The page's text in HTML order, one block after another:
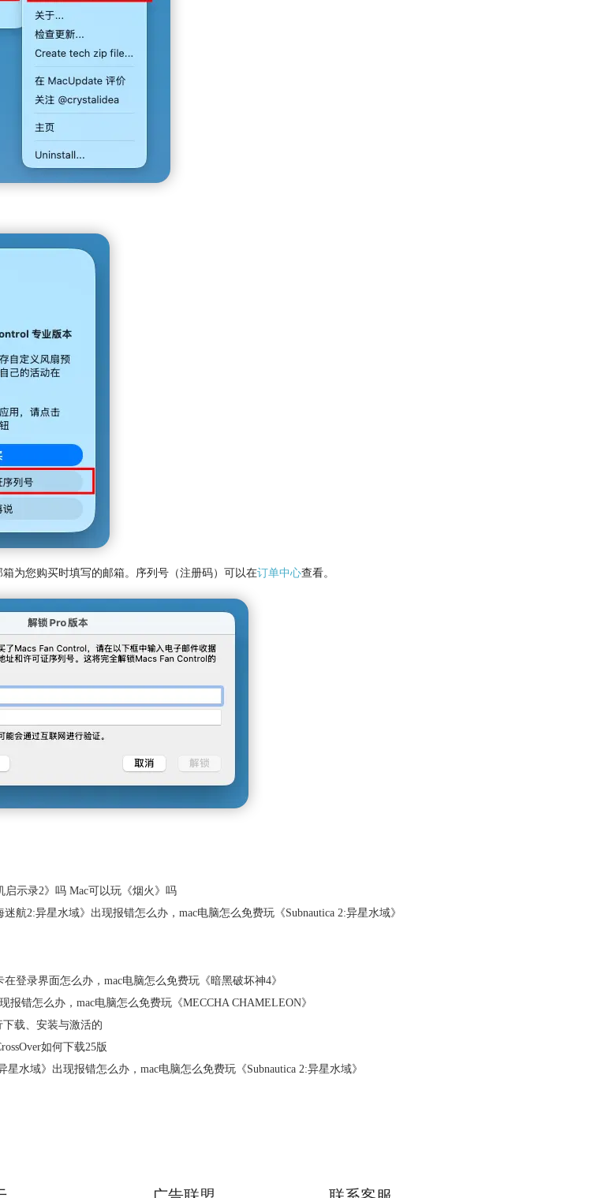
为您购买时填写的邮箱。序列号（注册码）可以在订单中心查看。
启示录2》吗 Mac可以玩《烟火》吗
航2:异星水域》出现报错怎么办，mac电脑怎么免费玩《Subnautica 2:异星水域》
登录界面怎么办，mac电脑怎么免费玩《暗黑破坏神4》
报错怎么办，mac电脑怎么免费玩《MECCHA CHAMELEON》
下载、安装与激活的
如何下载25版
星水域》出现报错怎么办，mac电脑怎么免费玩《Subnautica 2:异星水域》